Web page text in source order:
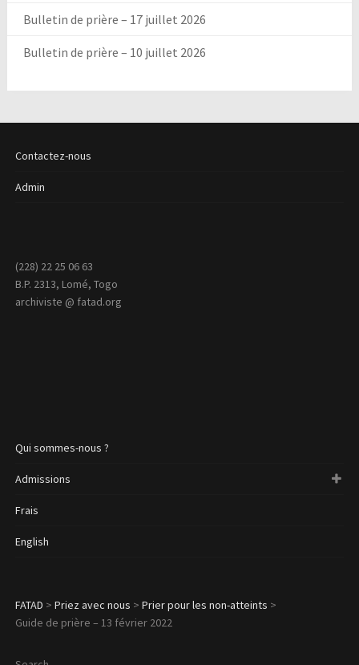
Bulletin de prière – 17 juillet 2026
Bulletin de prière – 10 juillet 2026
Contactez-nous
Admin
(228) 22 25 06 63
B.P. 2313, Lomé, Togo
archiviste @ fatad.org
Qui sommes-nous ?
Admissions
Frais
English
FATAD > Priez avec nous > Prier pour les non-atteints >
Guide de prière – 13 février 2022